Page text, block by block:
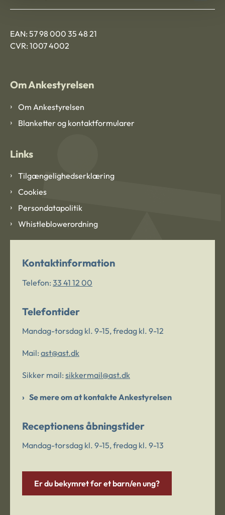
EAN: 57 98 000 35 48 21
CVR: 1007 4002
Om Ankestyrelsen
Om Ankestyrelsen
Blanketter og kontaktformularer
Links
Tilgængelighedserklæring
Cookies
Persondatapolitik
Whistleblowerordning
Kontaktinformation
Telefon: 33 41 12 00
Telefontider
Mandag-torsdag kl. 9-15, fredag kl. 9-12
Mail: ast@ast.dk
Sikker mail: sikkermail@ast.dk
Se mere om at kontakte Ankestyrelsen
Receptionens åbningstider
Mandag-torsdag kl. 9-15, fredag kl. 9-13
Er du bekymret for et barn/en ung?